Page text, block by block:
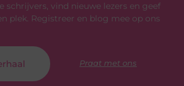
schrijvers, vind nieuwe lezers en geef
plek. Registreer en blog mee op ons
Praat met ons